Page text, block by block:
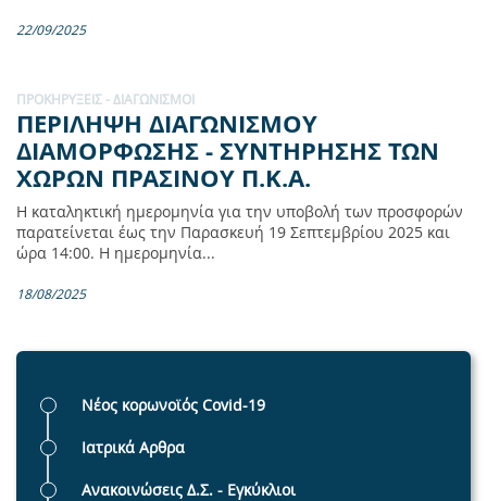
22/09/2025
ΠΡΟΚΗΡΎΞΕΙΣ - ΔΙΑΓΩΝΙΣΜΟΊ
ΠΕΡΙΛΗΨΗ ΔΙΑΓΩΝΙΣΜΟΥ
ΔΙΑΜΟΡΦΩΣΗΣ - ΣΥΝΤΗΡΗΣΗΣ ΤΩΝ
ΧΩΡΩΝ ΠΡΑΣΙΝΟΥ Π.Κ.Α.
H καταληκτική ημερομηνία για την υποβολή των προσφορών
παρατείνεται έως την Παρασκευή 19 Σεπτεμβρίου 2025 και
ώρα 14:00. Η ημερομηνία...
18/08/2025
Νέος κορωνοϊός Covid-19
Ιατρικά Αρθρα
Ανακοινώσεις Δ.Σ. - Εγκύκλιοι